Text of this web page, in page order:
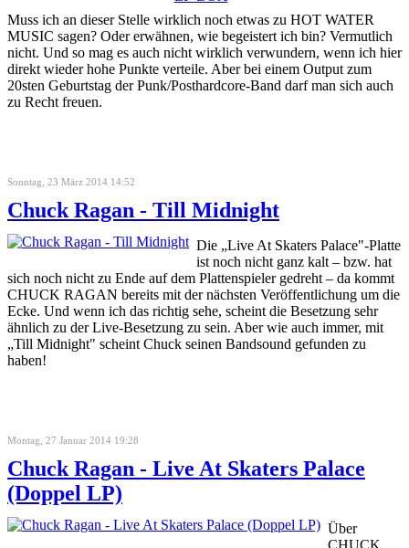
Muss ich an dieser Stelle wirklich noch etwas zu HOT WATER
MUSIC sagen? Oder erwähnen, wie begeistert ich bin? Vermutlich
nicht. Und so mag es auch nicht wirklich verwundern, wenn ich hier
direkt wieder hohe Punkte verteile. Aber bei einem Output zum
20sten Geburtstag der Punk/Posthardcore-Band darf man sich auch
zu Recht freuen.
Sonntag, 23 März 2014 14:52
Chuck Ragan - Till Midnight
Die „Live At Skaters Palace"-Platte
ist noch nicht ganz kalt – bzw. hat
sich noch nicht zu Ende auf dem Plattenspieler gedreht – da kommt
CHUCK RAGAN bereits mit der nächsten Veröffentlichung um die
Ecke. Und wenn ich das richtig sehe, scheint die Besetzung sehr
ähnlich zu der Live-Besetzung zu sein. Aber wie auch immer, mit
„Till Midnight" scheint Chuck seinen Bandsound gefunden zu
haben!
Montag, 27 Januar 2014 19:28
Chuck Ragan - Live At Skaters Palace
(Doppel LP)
Über
CHUCK